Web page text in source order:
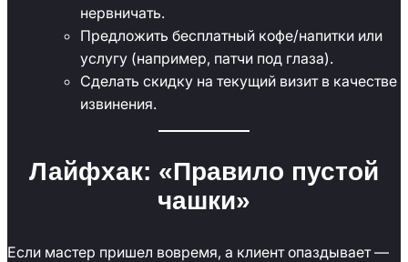
нервничать.
Предложить бесплатный кофе/напитки или
услугу (например, патчи под глаза).
Сделать скидку на текущий визит в качестве
извинения.
Лайфхак: «Правило пустой
чашки»
Если мастер пришел вовремя, а клиент опаздывает —